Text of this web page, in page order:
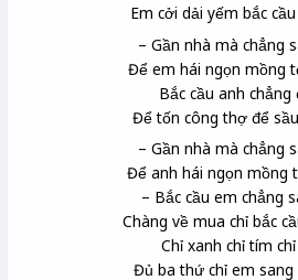
Em cởi dải yếm bắc
– Gần nhà mà chẳng
Để em hái ngọn mồng
Bắc cầu anh chẳng
Để tốn công thợ để
– Gần nhà mà chẳng
Để anh hái ngọn mồng
– Bắc cầu em chẳng
Chàng về mua chỉ bắc
Chỉ xanh chỉ tím
Đủ ba thứ chỉ em sang